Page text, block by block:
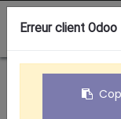
Boutique
Erreur client Odoo